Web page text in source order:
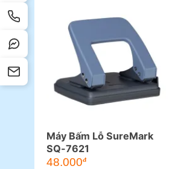
Máy Bấm Lỗ SureMark
SQ-7621
48.000đ